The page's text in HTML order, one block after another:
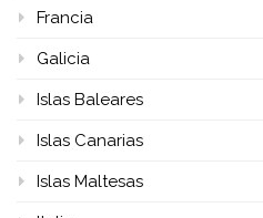
Francia
Galicia
Islas Baleares
Islas Canarias
Islas Maltesas